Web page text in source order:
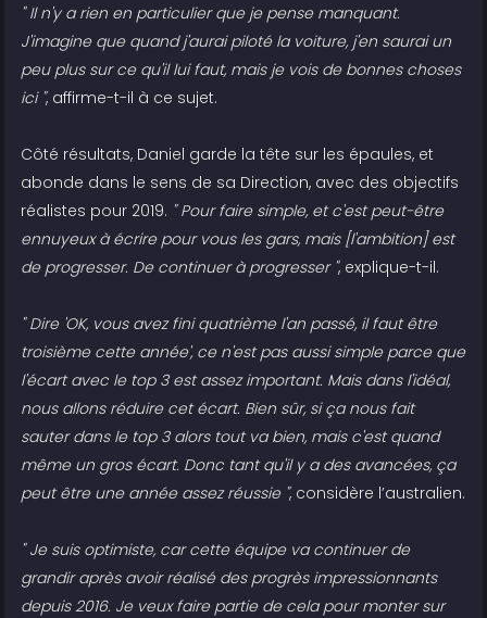
" Il n'y a rien en particulier que je pense manquant.
J'imagine que quand j'aurai piloté la voiture, j'en saurai un
peu plus sur ce qu'il lui faut, mais je vois de bonnes choses
ici ", affirme-t-il à ce sujet.
Côté résultats, Daniel garde la tête sur les épaules, et
abonde dans le sens de sa Direction, avec des objectifs
réalistes pour 2019. " Pour faire simple, et c'est peut-être
ennuyeux à écrire pour vous les gars, mais [l'ambition] est
de progresser. De continuer à progresser ", explique-t-il.
" Dire 'OK, vous avez fini quatrième l'an passé, il faut être
troisième cette année', ce n'est pas aussi simple parce que
l'écart avec le top 3 est assez important. Mais dans l'idéal,
nous allons réduire cet écart. Bien sûr, si ça nous fait
sauter dans le top 3 alors tout va bien, mais c'est quand
même un gros écart. Donc tant qu'il y a des avancées, ça
peut être une année assez réussie ", considère l’australien.
" Je suis optimiste, car cette équipe va continuer de
grandir après avoir réalisé des progrès impressionnants
depuis 2016. Je veux faire partie de cela pour monter sur